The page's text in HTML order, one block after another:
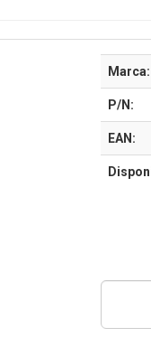
Marca:
P/N:
EAN: